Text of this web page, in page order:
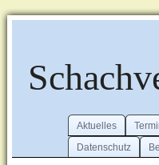
Aktuelles
Datenschutz